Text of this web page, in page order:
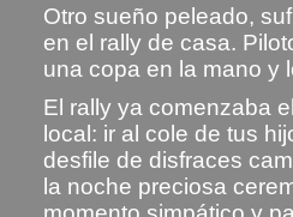
Otro sueño peleado,
en el rally de casa.
una copa en la mano y
El rally ya comenzaba
local: ir al cole de tus
desfile de disfraces
la noche preciosa